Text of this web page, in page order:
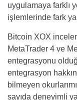
uygulamaya farklı
işlemlerinde fark
Bitcoin XOX
MetaTrader 4 ve
entegrasyonu
entegrasyon
bilmeyen
sayıda deneyimli